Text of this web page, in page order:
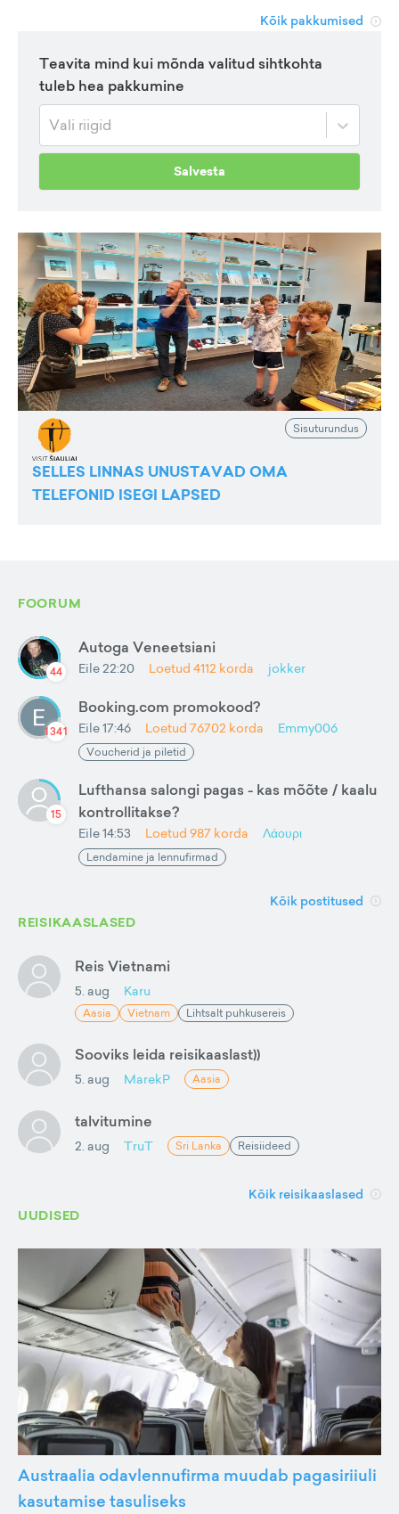
Kõik pakkumised
Teavita mind kui mõnda valitud sihtkohta
tuleb hea pakkumine
Vali riigid
Salvesta
Sisuturundus
SELLES LINNAS UNUSTAVAD OMA
TELEFONID ISEGI LAPSED
FOORUM
44
Autoga Veneetsiani
Eile 22:20 Loetud 4112 korda jokker
1341
Booking.com promokood?
Eile 17:46 Loetud 76702 korda Emmy006
Voucherid ja piletid
15
Lufthansa salongi pagas - kas mõõte / kaalu
kontrollitakse?
Eile 14:53 Loetud 987 korda Λάουρι
Lendamine ja lennufirmad
Kõik postitused
REISIKAASLASED
Reis Vietnami
5. aug Karu
Aasia Vietnam Lihtsalt puhkusereis
Sooviks leida reisikaaslast))
5. aug MarekP Aasia
talvitumine
2. aug TruT Sri Lanka Reisiideed
Kõik reisikaaslased
UUDISED
Austraalia odavlennufirma muudab pagasiriiuli
kasutamise tasuliseks